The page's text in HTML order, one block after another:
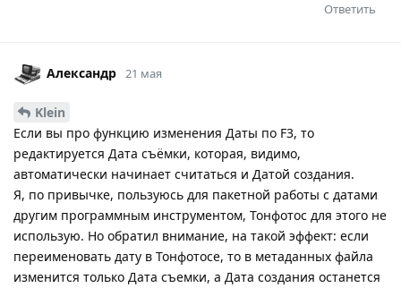
Ответить
Александр 21 мая
Klein
Если вы про функцию изменения Даты по F3, то
редактируется Дата съёмки, которая, видимо,
автоматически начинает считаться и Датой создания.
Я, по привычке, пользуюсь для пакетной работы с датами
другим программным инструментом, Тонфотос для этого не
использую. Но обратил внимание, на такой эффект: если
переименовать дату в Тонфотосе, то в метаданных файла
изменится только Дата съемки, а Дата создания останется